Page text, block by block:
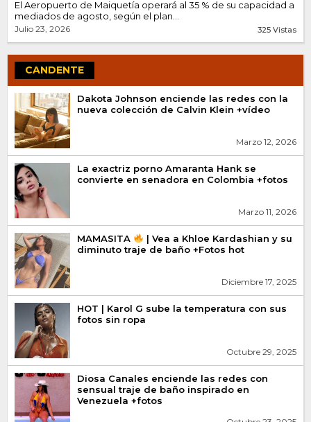
El Aeropuerto de Maiquetía operará al 35 % de su capacidad a
mediados de agosto, según el plan...
Julio 23, 2026 325 Vistas
CANDENTE
Dakota Johnson enciende las redes con la
nueva colección de Calvin Klein +vídeo
Marzo 12, 2026
La exactriz porno Amaranta Hank se
convierte en senadora en Colombia +fotos
Marzo 11, 2026
MAMASITA
| Vea a Khloe Kardashian y su
diminuto traje de baño +Fotos hot
Diciembre 17, 2025
HOT | Karol G sube la temperatura con sus
fotos sin ropa
Octubre 29, 2025
Diosa Canales enciende las redes con
sensual traje de baño inspirado en
Venezuela +fotos